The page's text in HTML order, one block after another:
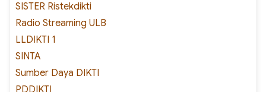
SISTER Ristekdikti
Radio Streaming ULB
LLDIKTI 1
SINTA
Sumber Daya DIKTI